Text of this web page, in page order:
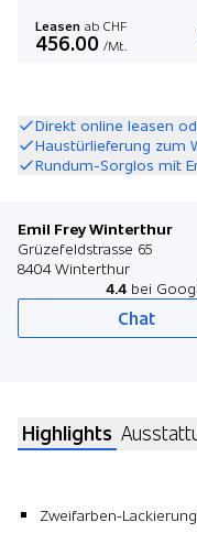
Leasen ab CHF
456.00 /Mt.
Direkt online leasen
Haustürlieferung zum
Rundum-Sorglos mit
Emil Frey Winterthur
Grüzefeldstrasse 65
8404 Winterthur
4.4 bei
Chat
Highlights
Zweifarben-Lackierung